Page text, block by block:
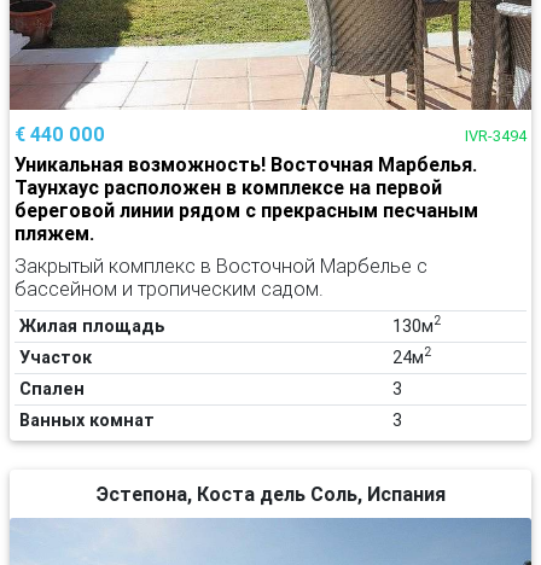
€ 440 000 IVR-3494
Уникальная возможность! Восточная Марбелья.
Таунхаус расположен в комплексе на первой
береговой линии рядом с прекрасным песчаным
пляжем.
Закрытый комплекс в Восточной Марбелье с
бассейном и тропическим садом.
Жилая площадь 130м2
Участок 24м2
Спален
3
Ванных комнат
3
Эстепона, Коста дель Соль, Испания